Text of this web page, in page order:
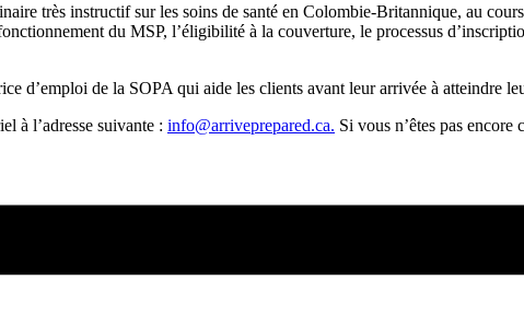
très instructif sur les soins de santé en Colombie-Britannique, au
du MSP, l’éligibilité à la couverture, le processus
d’emploi de la SOPA qui aide les clients avant leur arrivée à atteindre
à l’adresse suivante : info@arriveprepared.ca. Si vous n’êtes pas